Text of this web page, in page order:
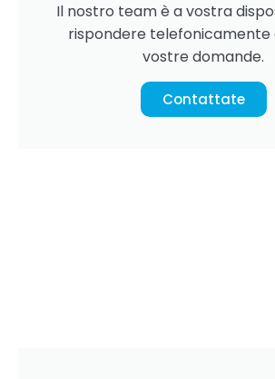
Il nostro team è a vostra
rispondere
vostre domande.
Contattate